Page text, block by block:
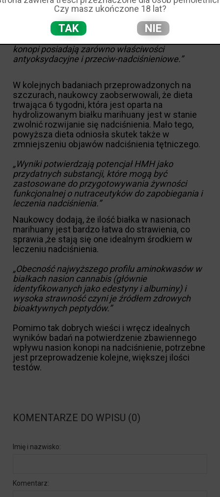
nasionach marihuany białko posiada mnóstwo
korzyści sercowo - naczyniowych.
„Wstępne badania wykazały, że peptydy nasion
konopi posiadają zarówno właściwości
antyoksydacyjne i przeciw-nadciśnieniowe.”
W kolejnych badaniach przeprowadzonych na
szczurach, naukowcy zaobserwowali, że dieta
trwająca 6 tygodni, która jest oparta na
hydrolizowanym białku marihuany jest w stanie
zwolnić rozwijanie się nadciśnienia. Mało tego,
powyższa dieta odniosła skutek także w
zmniejszeniu objawów nadciśnienia tętniczego.
„Wyniki potwierdzają potencjał HMH jako
przydatnych substancji, które mogą być
zastosowane do przygotowywania żywności
funkcjonalnej o nutraceutyków do zapobiegania i
leczenia nadciśnienia.”
Naukowcy dodają, że ilość białka w nasionach
marihuany jest bardzo łatwa do strawienia, co
sprawia ,że stają się one idealnym środkiem w
leczeniu nadciśnienia.
„Obecność najwyższego profilu aminokwasów w
białkach nasion cannabis (głównie
identyfikowanych jako edestyny i albuminy) i
wysoka strawność czyni je źródłem zdrowych
bioaktywnych peptydów.”
Pomimo tak dobrych wieści i wręcz idealnych
wyników badań na potwierdzenie zbawiennego
wpływu nasion konopi na nadciśnienie, potrzebne
jest przeprowadzenie kolejne, większej ilości
testów.
KOMENTARZE DO WPISU (0)
Imię i nazwisko:
Komentarz:
Czy masz ukończone 18 lat?
TAK NIE